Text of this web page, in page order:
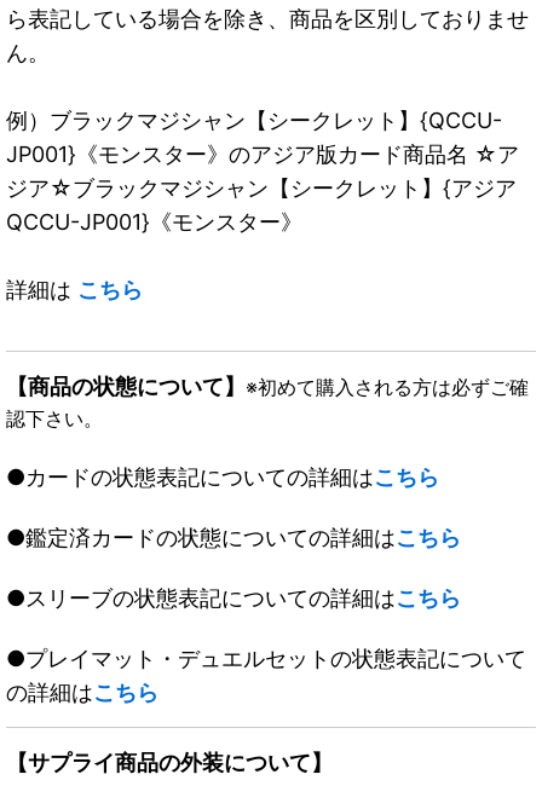
ら表記している場合を除き、商品を区別しておりませ
ん。
例）ブラックマジシャン【シークレット】{QCCU-
JP001}《モンスター》のアジア版カード商品名 ☆ア
ジア☆ブラックマジシャン【シークレット】{アジア
QCCU-JP001}《モンスター》
詳細は こちら
【商品の状態について】 ※初めて購入される方は必ずご確
認下さい。
●カードの状態表記についての詳細はこちら
●鑑定済カードの状態についての詳細はこちら
●スリーブの状態表記についての詳細はこちら
●プレイマット・デュエルセットの状態表記について
の詳細はこちら
【サプライ商品の外装について】